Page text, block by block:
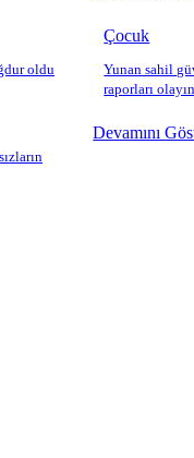
oldu
Çocuk
Yunan sahil
raporları
Devamını